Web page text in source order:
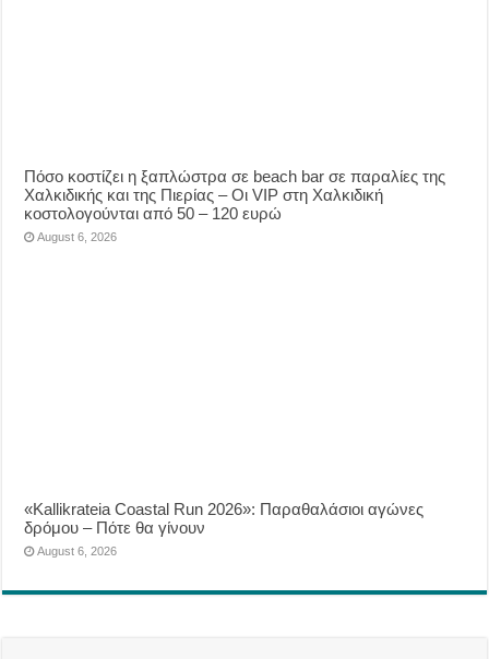
Πόσο κοστίζει η ξαπλώστρα σε beach bar σε παραλίες της
Χαλκιδικής και της Πιερίας – Οι VIP στη Χαλκιδική
κοστολογούνται από 50 – 120 ευρώ
August 6, 2026
«Kallikrateia Coastal Run 2026»: Παραθαλάσιοι αγώνες
δρόμου – Πότε θα γίνουν
August 6, 2026